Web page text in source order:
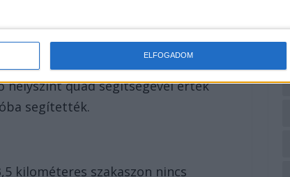
ELFOGADOM
helyszínt quad segítségével érték
segítették.
kilométeres szakaszon nincs